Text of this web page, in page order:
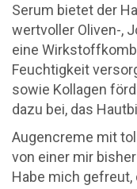
Serum bietet der
wertvoller Oliven-,
eine
Feuchtigkeit
sowie Kollagen
dazu bei, das
Augencreme mit
von einer mir
Habe mich